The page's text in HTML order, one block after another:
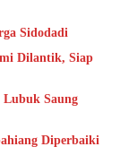
Sidodadi
Dilantik, Siap
Lubuk Saung
Diperbaiki